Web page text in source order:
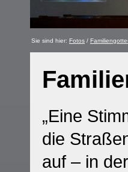
„Eine
die
auf – in
Sie sind hier: Fotos /